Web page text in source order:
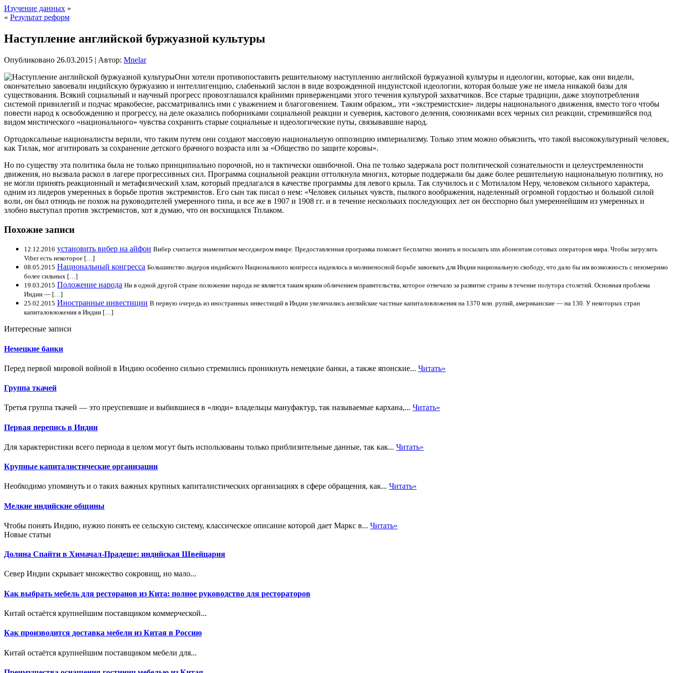
Изучение данных »
« Результат реформ
Наступление английской буржуазной культуры
Опубликовано 26.03.2015 | Автор: Mnelar
Они хотели противопоставить решительному наступлению английской буржуазной культуры и идеологии, которые, как они видели,
окончательно завоевали индийскую буржуазию и интеллигенцию, слабенький заслон в виде возрожденной индуистской идеологии, которая больше уже не имела никакой базы для
существования. Всякий социальный и научный прогресс провозглашался крайними приверженцами этого течения культурой захватчиков. Все старые традиции, даже злоупотребления
системой привилегий и подчас мракобесие, рассматривались ими с уважением и благоговением. Таким образом,, эти «экстремистские» лидеры национального движения, вместо того чтобы
повести народ к освобождению и прогрессу, на деле оказались поборниками социальной реакции и суеверия, кастового деления, союзниками всех черных сил реакции, стремившейся под
видом мистического «национального» чувства сохранить старые социальные и идеологические путы, связывавшие народ.
Ортодоксальные националисты верили, что таким путем они создают массовую национальную оппозицию империализму. Только этим можно объяснить, что такой высококультурный человек,
как Тилак, мог агитировать за сохранение детского брачного возраста или за «Общество по защите коровы».
Но по существу эта политика была не только принципиально порочной, но и тактически ошибочной. Она пе только задержала рост политической сознательности и целеустремленности
движения, но вызвала раскол в лагере прогрессивных сил. Программа социальной реакции оттолкнула многих, которые поддержали бы даже более решительную национальную политику, но
не могли принять реакционный и метафизический хлам, который предлагался в качестве программы для левого крыла. Так случилось и с Мотилалом Неру, человеком сильного характера,
одним из лидеров умеренных в борьбе против экстремистов. Его сын так писал о нем: «Человек сильных чувств, пылкого воображения, наделенный огромной гордостью и большой силой
воли, он был отнюдь не похож на руководителей умеренного типа, и все же в 1907 и 1908 гг. и в течение нескольких последующих лет он бесспорно был умереннейшим из умеренных и
злобно выступал против экстремистов, хот я думаю, что он восхищался Тплаком.
Похожие записи
12.12.2016 установить вибер на айфон Вибер считается знаменитым меседжером вмире. Предоставленная програмка поможет бесплатно звонить и посылать sms абонентам сотовых операторов мира. Чтобы загрузить
Viber есть некоторое […]
08.05.2015 Национальный конгресса Большинство лидеров индийского Национального конгресса надеялось в молниеносной борьбе завоевать для Индии национальную свободу, что дало бы им возможность с неизмеримо
более сильных […]
19.03.2015 Положение народа Ни в одной другой стране положение народа не является таким ярким обличением правительства, которое отвечало за развитие страны в течение полутора столетий. Основная проблема
Индии — […]
25.02.2015 Иностранные инвестиции В первую очередь из иностранных инвестиций в Индии увеличились английские частные капиталовложения на 1370 млн. рупий, американские — на 130. У некоторых стран
капиталовложения в Индии […]
Интересные записи
Немецкие банки
Перед первой мировой войной в Индию особенно сильно стремились проникнуть немецкие банки, а также японские... Читать»
Группа ткачей
Третья группа ткачей — это преуспевшие и выбившиеся в «люди» владельцы мануфактур, так называемые кархана,... Читать»
Первая перепись в Индии
Для характеристики всего периода в целом могут быть использованы только приблизительные данные, так как... Читать»
Крупные капиталистические организации
Необходимо упомянуть и о таких важных крупных капиталистических организациях в сфере обращения, как... Читать»
Мелкие индийские общины
Чтобы понять Индию, нужно понять ее сельскую систему, классическое описание которой дает Маркс в... Читать»
Новые статьи
Долина Спайти в Химачал-Прадеше: индийская Швейцария
Север Индии скрывает множество сокровищ, но мало...
Как выбрать мебель для ресторанов из Кита: полное руководство для рестораторов
Китай остаётся крупнейшим поставщиком коммерческой...
Как производится доставка мебели из Китая в Россию
Китай остаётся крупнейшим поставщиком мебели для...